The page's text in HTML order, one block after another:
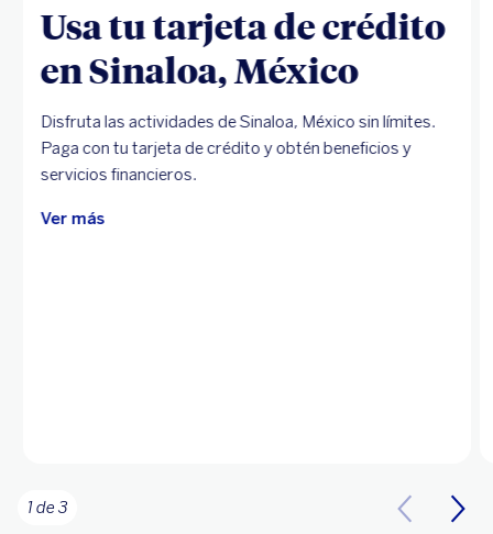
Usa tu tarjeta de crédito
en Sinaloa, México
Disfruta las actividades de Sinaloa, México sin límites.
Paga con tu tarjeta de crédito y obtén beneficios y
servicios financieros.
Ver más
1 de 3